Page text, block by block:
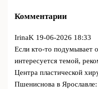
Комментарии
IrinaK 19-06-2026 18:33
Если кто-то подумывает
интересуется темой,
Центра пластической
Пшениснова в